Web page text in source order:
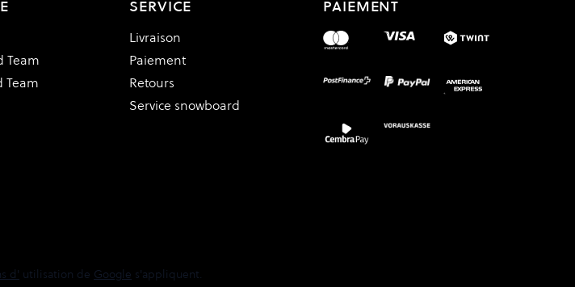
Team
Team
SERVICE
Livraison
Paiement
Retours
Service snowboard
PAIEMENT
d' utilisation de Google s'appliquent.